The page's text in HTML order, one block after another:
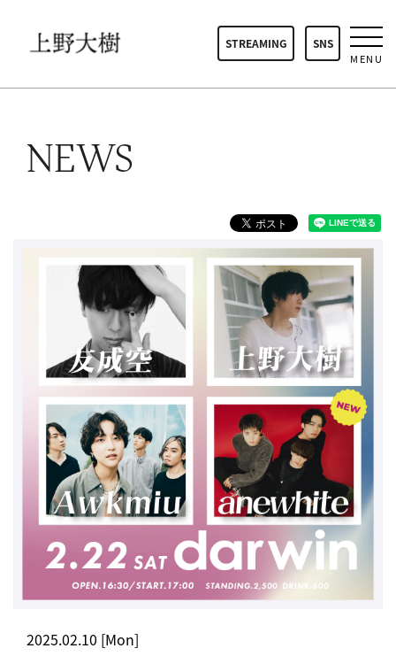
MENU
STREAMING SNS
NEWS
2025.02.10 [Mon]